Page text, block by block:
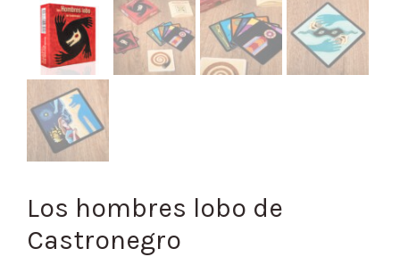
Los hombres lobo de
Castronegro